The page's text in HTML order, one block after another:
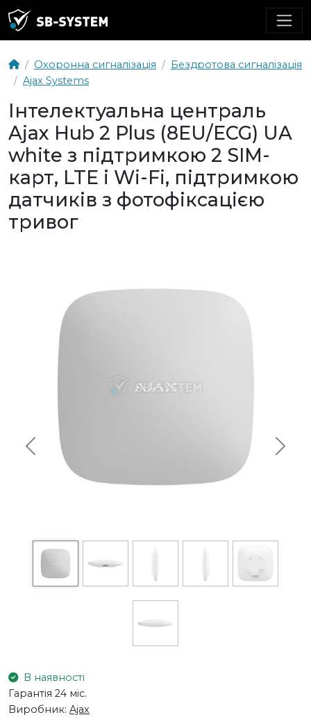
Охоронна сигналізація
Бездротова сигналізація
Ajax Systems
Інтелектуальна централь
Ajax Hub 2 Plus (8EU/ECG) UA
white з підтримкою 2 SIM-
карт, LTE і Wi-Fi, підтримкою
датчиків з фотофіксацією
тривог
Previous Next
В наявності
Гарантія 24 міс.
Виробник: Ajax